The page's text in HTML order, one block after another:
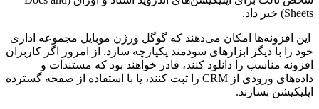
Sheets) خبر داد.
این افزونه‌ها امکان می‌دهند که گوگل ورژن موبایل مجموعه اداری
خود را با دیگر ابزارهای سودمند یکپارچه سازد. از امروز اگر کاربران
افزونه مناسب را دانلود کنند، قادر خواهند بود که مستندات و
داده‌های ورودی از CRM را ثبت کنند، یا با استفاده از صفحه گسترده‌
اپلیکیشن بسازند.